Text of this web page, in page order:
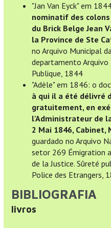
"Jan Van Eyck" em
nominatif des
du Brick Belge Jean
la Province de Ste
no Arquivo Municipal
departamento Arquivo
Publique, 1844
"Adèle" em 1846: o
à qui il a été délivré
gratuitement, en
l'Administrateur de
2 Mai 1846, Cabinet,
guardado no Arquivo
setor 269 Émigration
de la Justice. Sûreté
Police des Etrangers,
BIBLIOGRAFIA
livros